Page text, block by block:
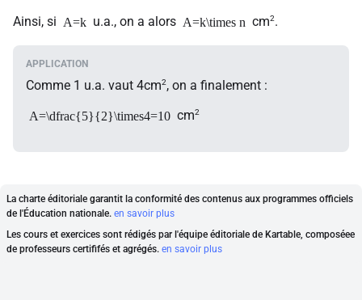
Ainsi, si A=k u.a., on a alors A=k\times n cm2.
Comme 1 u.a. vaut 4cm2, on a finalement :
A=\dfrac{5}{2}\times4=10 cm2
La charte éditoriale garantit la conformité des contenus aux programmes officiels
de l'Éducation nationale. en savoir plus
Les cours et exercices sont rédigés par l'équipe éditoriale de Kartable, composéee
de professeurs certififés et agrégés. en savoir plus